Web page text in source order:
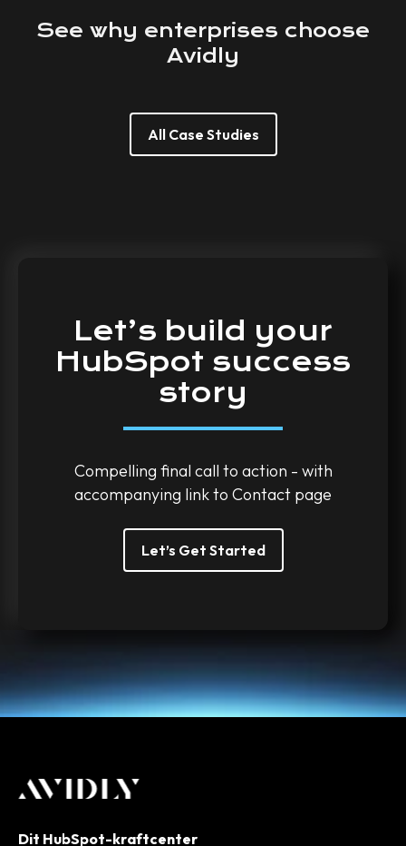
See why enterprises choose
Avidly
All Case Studies
Let’s build your
HubSpot success
story
Compelling final call to action - with
accompanying link to Contact page
Let’s Get Started
Dit HubSpot-kraftcenter